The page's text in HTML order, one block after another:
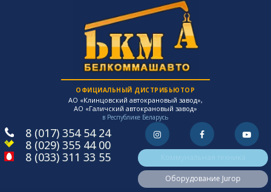
ОФИЦИАЛЬНЫЙ ДИСТРИБЬЮТОР
АО «Клинцовский автокрановый завод»,
АО «Галичский автокрановый завод»
в Республике Беларусь
8 (017) 354 54 24
8 (029) 355 44 00
8 (033) 311 33 55
Оборудование Jurop